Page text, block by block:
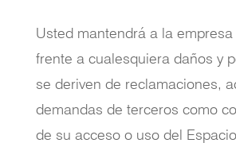
Usted mantendrá a la
frente a cualesquiera daños y
se deriven de reclamaciones,
demandas de terceros como
de su acceso o uso del